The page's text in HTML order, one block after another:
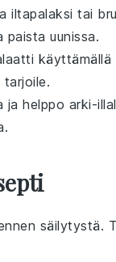
iltapalaksi tai
paista uunissa.
käyttämällä
tarjoile.
ja helppo arki-
säilytystä.